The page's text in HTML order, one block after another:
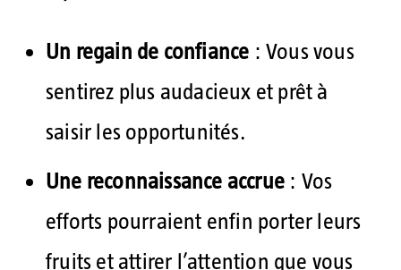
Un regain de confiance : Vous vous
sentirez plus audacieux et prêt à
saisir les opportunités.
Une reconnaissance accrue : Vos
efforts pourraient enfin porter leurs
fruits et attirer l’attention que vous